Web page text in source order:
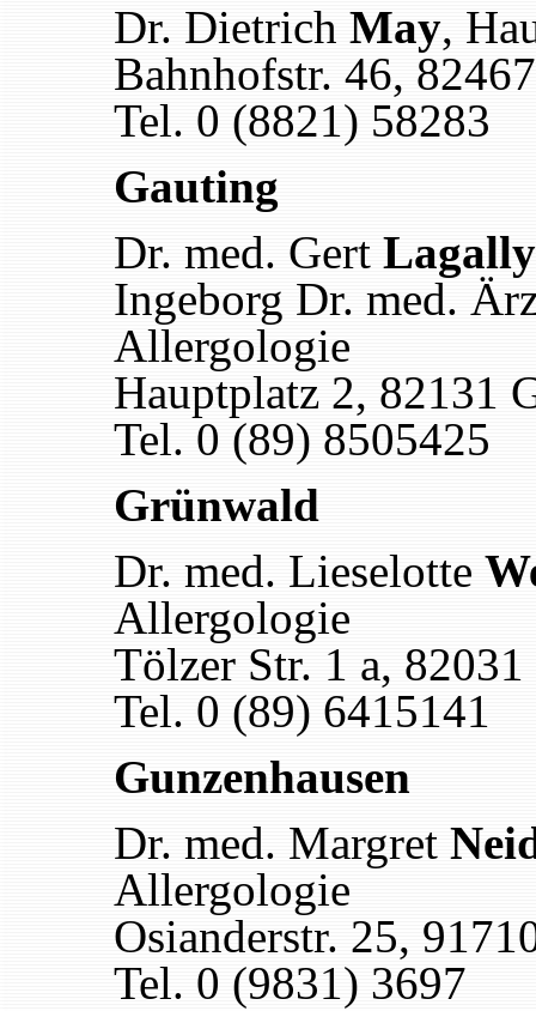
Dr. Dietrich May,
Bahnhofstr. 46,
Tel. 0 (8821) 58283
Gauting
Dr. med. Gert Lagally
Ingeborg Dr. med.
Allergologie
Hauptplatz 2, 82131
Tel. 0 (89) 8505425
Grünwald
Dr. med. Lieselotte
Allergologie
Tölzer Str. 1 a,
Tel. 0 (89) 6415141
Gunzenhausen
Dr. med. Margret
Allergologie
Osianderstr. 25,
Tel. 0 (9831) 3697